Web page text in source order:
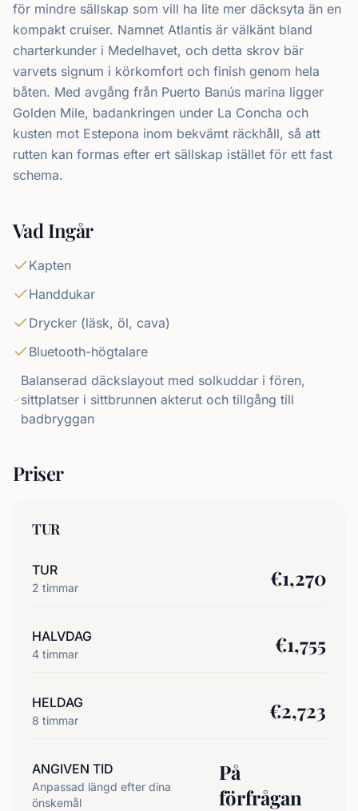
för mindre sällskap som vill ha lite mer däcksyta än en
kompakt cruiser. Namnet Atlantis är välkänt bland
charterkunder i Medelhavet, och detta skrov bär
varvets signum i körkomfort och finish genom hela
båten. Med avgång från Puerto Banús marina ligger
Golden Mile, badankringen under La Concha och
kusten mot Estepona inom bekvämt räckhåll, så att
rutten kan formas efter ert sällskap istället för ett fast
schema.
Vad Ingår
Kapten
Handdukar
Drycker (läsk, öl, cava)
Bluetooth-högtalare
Balanserad däckslayout med solkuddar i fören,
sittplatser i sittbrunnen akterut och tillgång till
badbryggan
Priser
TUR
TUR
2 timmar €1,270
HALVDAG
4 timmar €1,755
HELDAG
8 timmar €2,723
ANGIVEN TID
Anpassad längd efter dina
önskemål
På
förfrågan